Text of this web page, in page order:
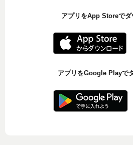
アプリをApp Storeでダ
アプリをGoogle Playで